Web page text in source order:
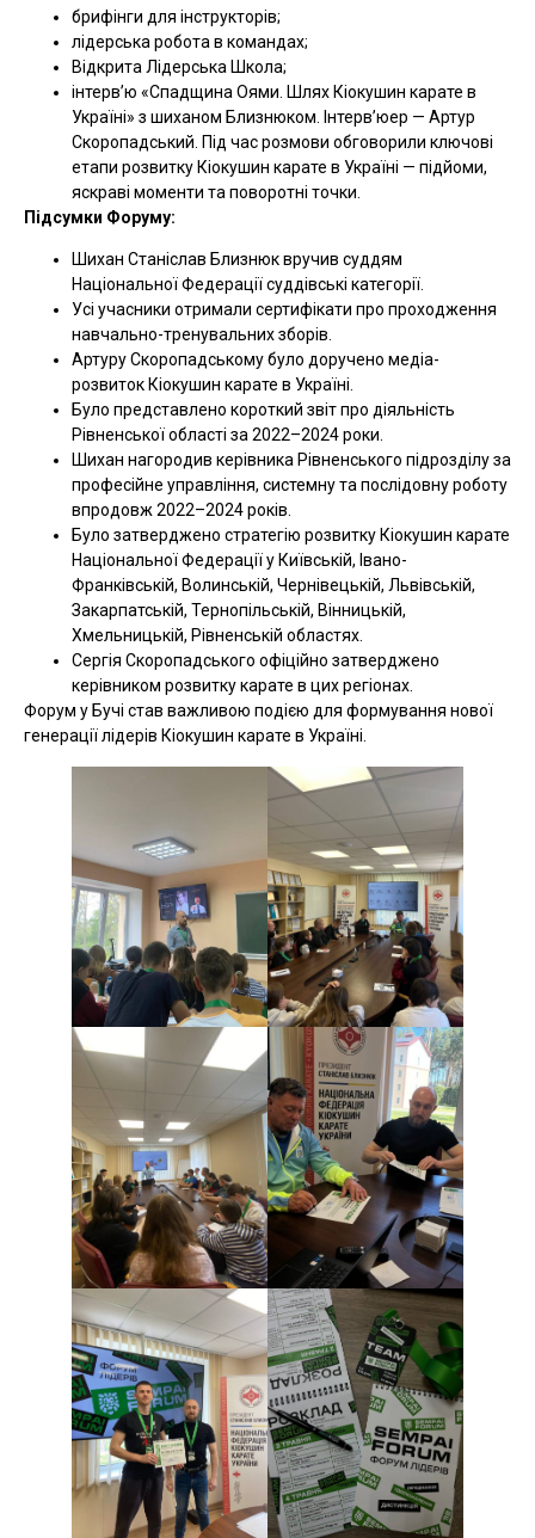
брифінги для інструкторів;
лідерська робота в командах;
Відкрита Лідерська Школа;
інтервʼю «Спадщина Оями. Шлях Кіокушин карате в
Україні» з шиханом Близнюком. Інтерв’юер — Артур
Скоропадський. Під час розмови обговорили ключові
етапи розвитку Кіокушин карате в Україні — підйоми,
яскраві моменти та поворотні точки.
Підсумки Форуму:
Шихан Станіслав Близнюк вручив суддям
Національної Федерації суддівські категорії.
Усі учасники отримали сертифікати про проходження
навчально-тренувальних зборів.
Артуру Скоропадському було доручено медіа-
розвиток Кіокушин карате в Україні.
Було представлено короткий звіт про діяльність
Рівненської області за 2022–2024 роки.
Шихан нагородив керівника Рівненського підрозділу за
професійне управління, системну та послідовну роботу
впродовж 2022–2024 років.
Було затверджено стратегію розвитку Кіокушин карате
Національної Федерації у Київській, Івано-
Франківській, Волинській, Чернівецькій, Львівській,
Закарпатській, Тернопільській, Вінницькій,
Хмельницькій, Рівненській областях.
Сергія Скоропадського офіційно затверджено
керівником розвитку карате в цих регіонах.
Форум у Бучі став важливою подією для формування нової
генерації лідерів Кіокушин карате в Україні.